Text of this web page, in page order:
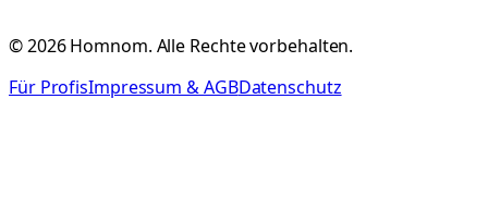
©2026Homnom. Alle Rechte vorbehalten.
Für ProfisImpressum & AGBDatenschutz